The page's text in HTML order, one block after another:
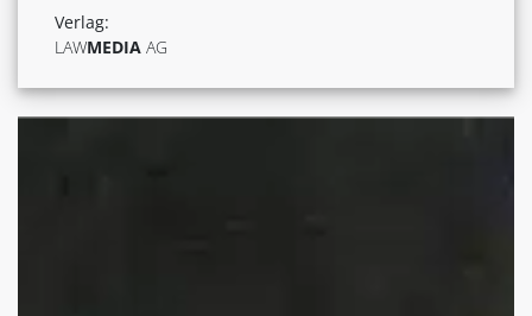
Verlag:
LAWMEDIA AG